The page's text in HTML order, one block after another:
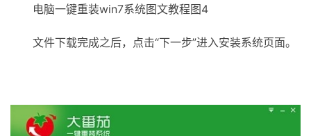
电脑一键重装win7系统图文教程图4
文件下载完成之后，点击“下一步”进入安装系统页面。